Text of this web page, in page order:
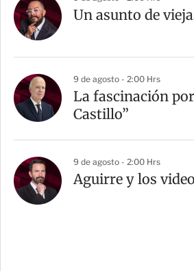
Un asunto de
9 de agosto - 2:00 Hrs
La fascinación
Castillo”
9 de agosto - 2:00 Hrs
Aguirre y los